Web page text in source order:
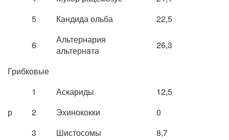
5
Кандида ольба 22,5
6
Альтернария
альтернaта
26,3
Грибковые
р
1 Аскариды
12,5
2
Эхинококки
0
3
Шистосомы
8,7